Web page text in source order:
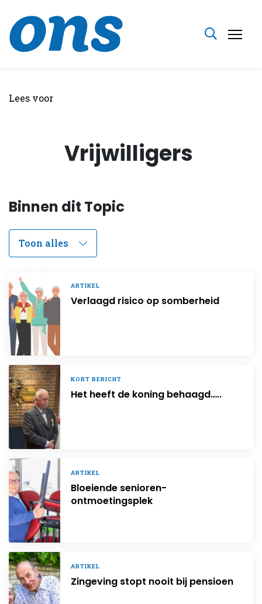
Lees voor
Vrijwilligers
Binnen dit Topic
ARTIKEL
Verlaagd risico op somberheid
KORT BERICHT
Het heeft de koning behaagd…..
ARTIKEL
Bloeiende senioren­
ontmoetingsplek
ARTIKEL
Zingeving stopt nooit bij pensioen